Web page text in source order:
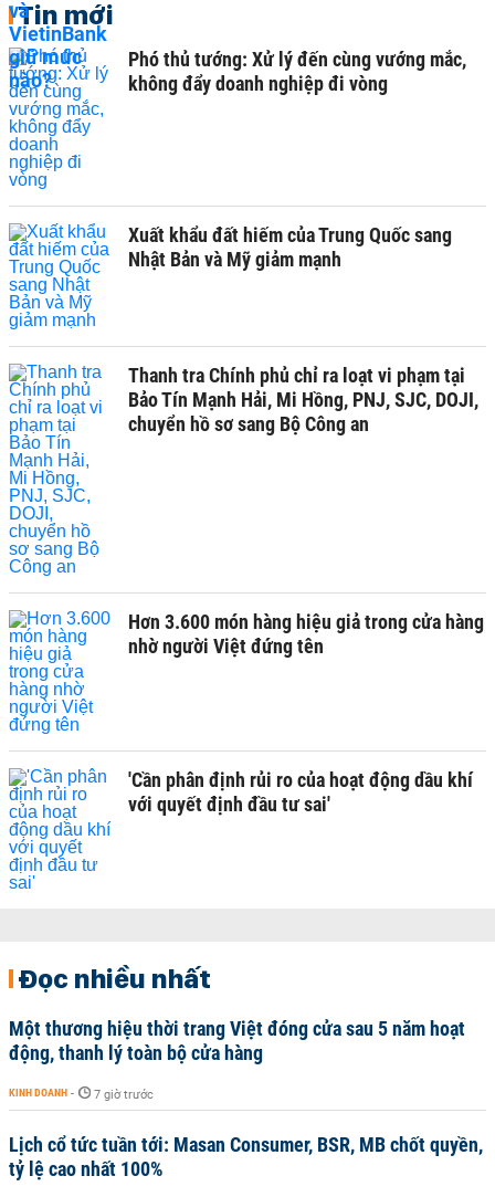
Tin mới
Phó thủ tướng: Xử lý đến cùng vướng mắc,
không đẩy doanh nghiệp đi vòng
Xuất khẩu đất hiếm của Trung Quốc sang
Nhật Bản và Mỹ giảm mạnh
Thanh tra Chính phủ chỉ ra loạt vi phạm tại
Bảo Tín Mạnh Hải, Mi Hồng, PNJ, SJC, DOJI,
chuyển hồ sơ sang Bộ Công an
Hơn 3.600 món hàng hiệu giả trong cửa hàng
nhờ người Việt đứng tên
'Cần phân định rủi ro của hoạt động dầu khí
với quyết định đầu tư sai'
Đọc nhiều nhất
Một thương hiệu thời trang Việt đóng cửa sau 5 năm hoạt
động, thanh lý toàn bộ cửa hàng
KINH DOANH - 7 giờ trước
Lịch cổ tức tuần tới: Masan Consumer, BSR, MB chốt quyền,
tỷ lệ cao nhất 100%